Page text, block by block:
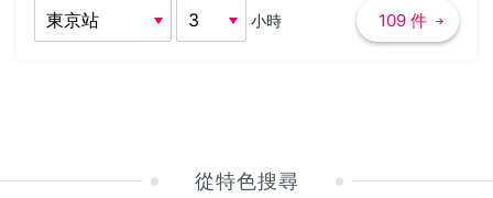
小時 109 件
從特色搜尋